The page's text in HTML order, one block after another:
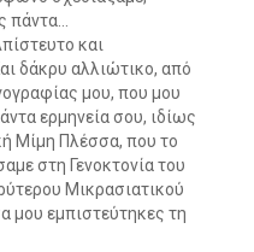
και
δάκρυ αλλιώτικο, από
μου, που μου
ερμηνεία σου, ιδίως
Μίμη Πλέσσα, που το
στη Γενοκτονία του
Μικρασιατικού
μου εμπιστεύτηκες τη